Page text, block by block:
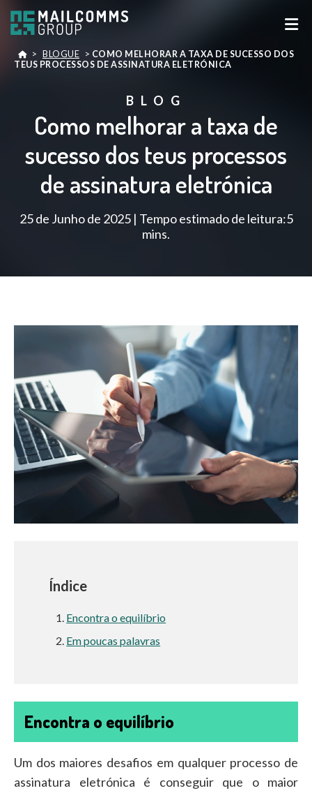
> BLOGUE > COMO MELHORAR A TAXA DE SUCESSO DOS
TEUS PROCESSOS DE ASSINATURA ELETRÓNICA
BLOG
Como melhorar a taxa de
sucesso dos teus processos
de assinatura eletrónica
25 de Junho de 2025 | Tempo estimado de leitura:5
mins.
Índice
Encontra o equilíbrio
Em poucas palavras
Encontra o equilíbrio
Um dos maiores desafios em qualquer processo de
assinatura eletrónica é conseguir que o maior